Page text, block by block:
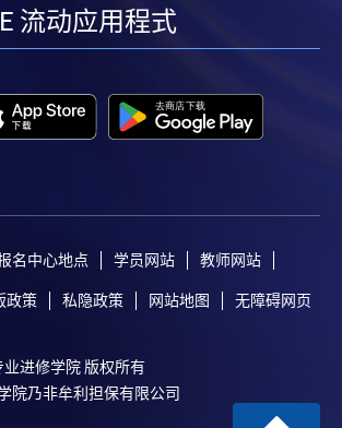
youtube
linkedin
流动应用程式
名中心地点 学员网站 教师网站
政策 私隐政策 网站地图 无障碍网页
进修学院 版权所有
院乃非牟利担保有限公司